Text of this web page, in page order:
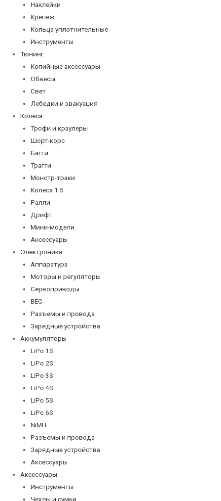
Наклейки
Крепеж
Кольца уплотнительные
Инструменты
Тюнинг
Копийные аксессуары
Обвесы
Свет
Лебедки и эвакуация
Колеса
Трофи и краулеры
Шорт-корс
Багги
Трагги
Монстр-траки
Колеса 1:5
Ралли
Дрифт
Мини-модели
Аксессуары
Электроника
Аппаратура
Моторы и регуляторы
Сервоприводы
BEC
Разъемы и провода
Зарядные устройства
Аккумуляторы
LiPo 1S
LiPo 2S
LiPo 3S
LiPo 4S
LiPo 5S
LiPo 6S
NiMH
Разъемы и провода
Зарядные устройства
Аксессуары
Аксессуары
Инструменты
Чехлы и сумки